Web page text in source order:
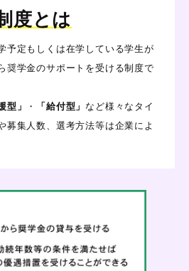
度とは
予定もしくは在学している学生が
奨学金のサポートを受ける制度で
型」 ・ 「給付型」 など様々なタイ
募集人数、選考方法等は企業によ